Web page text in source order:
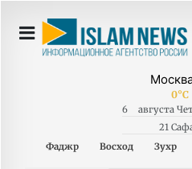
0°C
6 августа
21
Фаджр
Восход Зухр